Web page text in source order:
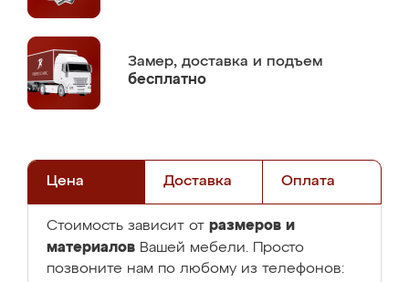
Замер, доставка и подъем
бесплатно
Цена Доставка Оплата
Стоимость зависит от размеров и
материалов Вашей мебели. Просто
позвоните нам по любому из телефонов: